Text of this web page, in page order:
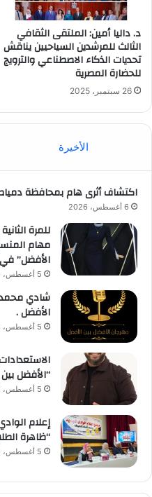
د. داليا أمين: الملتقى الثقافي
الثالث للمرشدين السياحيين يناقش
تحديات الذكاء الاصطناعي والترويج
للحضارة المصرية
26 سبتمبر، 2025
الأخيرة
اكتشاف أثرى هام بمحافظة
6 أغسطس، 2026
للمرة
مهام
الأفضل”
5 أغسطس، 2026
شادي محمد
الأفضل .
5 أغسطس، 2026
“الأفضل
5 أغسطس، 2026
إعلام
“ظاهرة
5 أغسطس، 2026